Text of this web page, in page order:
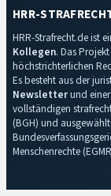
HRR-
HRR-Strafrecht.de ist
Kollegen. Das
höchstrichterlichen
Es besteht aus der
Newsletterund einer
vollständigen
(BGH) und
Menschenrechte